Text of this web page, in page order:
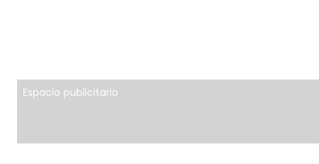
Espacio publicitario